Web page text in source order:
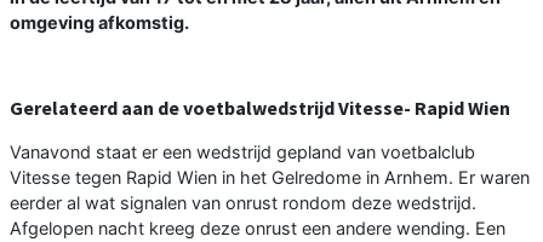
omgeving afkomstig.
Gerelateerd aan de voetbalwedstrijd Vitesse- Rapid Wien
Vanavond staat er een wedstrijd gepland van voetbalclub
Vitesse tegen Rapid Wien in het Gelredome in Arnhem. Er waren
eerder al wat signalen van onrust rondom deze wedstrijd.
Afgelopen nacht kreeg deze onrust een andere wending. Een